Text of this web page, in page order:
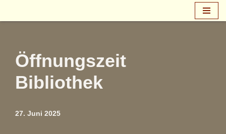
springen
Öffnungszeit
Bibliothek
27. Juni 2025